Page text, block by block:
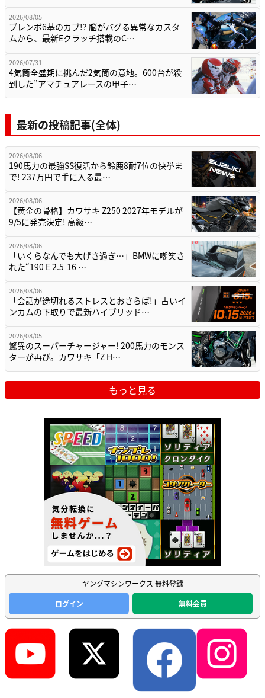
2026/08/05
ブレンボ6基のカブ!? 脳がバグる異常なカスタ
ムから、最新Eクラッチ搭載のC…
2026/07/31
4気筒全盛期に挑んだ2気筒の意地。600台が殺
到した”アマチュアレースの甲子…
最新の投稿記事(全体)
2026/08/06
190馬力の最強SS復活から鈴鹿8耐7位の快挙ま
で! 237万円で手に入る最…
2026/08/06
【黄金の骨格】カワサキ Z250 2027年モデルが
9/5に発売決定! 高級…
2026/08/06
「いくらなんでも大げさ過ぎ…」BMWに嘲笑さ
れた“190 E 2.5-16 …
2026/08/06
「会話が途切れるストレスとおさらば!」古いイ
ンカムの下取りで最新ハイブリッド…
2026/08/05
驚異のスーパーチャージャー! 200馬力のモンス
ターが再び。カワサキ「Z H…
もっと見る
ヤングマシンワークス 無料登録
ログイン
無料会員